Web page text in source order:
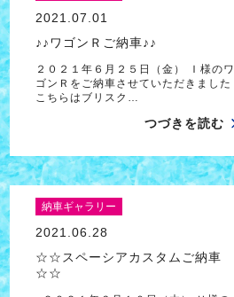
2021.07.01
♪♪ワゴンＲご納車♪♪
２０２１年６月２５日（金） Ｉ様のワ
ゴンＲをご納車させていただきました
こちらはブリスク…
つづきを読む
納車ギャラリー
2021.06.28
☆☆スペーシアカスタムご納車
☆☆